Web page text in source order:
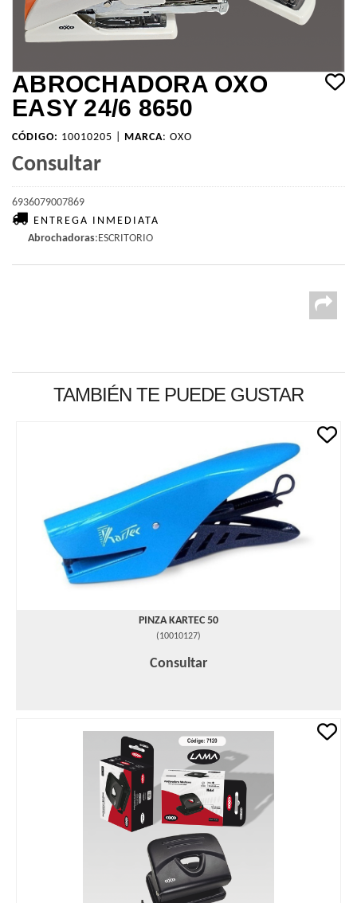
ABROCHADORA OXO
EASY 24/6 8650
CÓDIGO: 10010205 | MARCA: OXO
Consultar
6936079007869
ENTREGA INMEDIATA
Abrochadoras:ESCRITORIO
TAMBIÉN TE PUEDE GUSTAR
PINZA KARTEC 50
(10010127)
Consultar